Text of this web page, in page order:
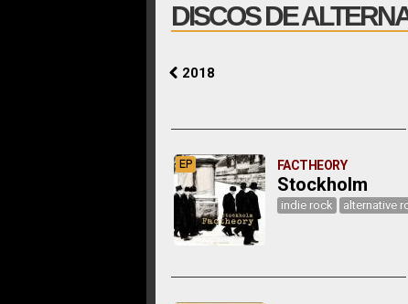
DISCOS DE
2018
EP FACTHEORY
Stockholm
indie rock alternative